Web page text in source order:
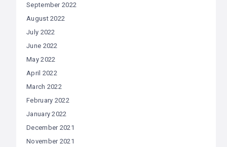
September 2022
August 2022
July 2022
June 2022
May 2022
April 2022
March 2022
February 2022
January 2022
December 2021
November 2021